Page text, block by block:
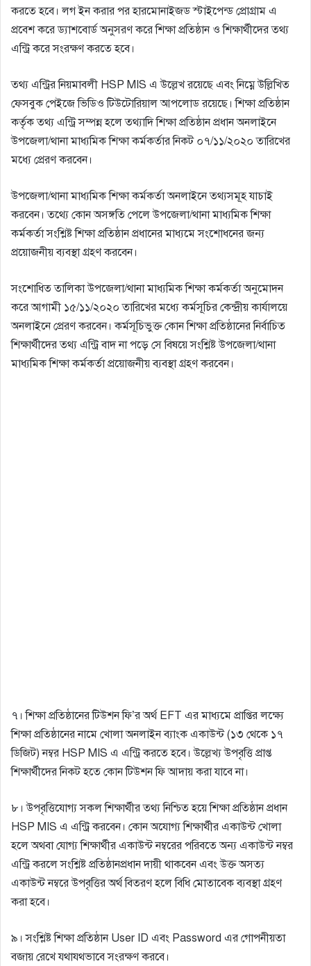
করতে হবে। লগ ইন করার পর হারমােনাইজড স্টাইপেন্ড প্রােগ্রাম এ
প্রবেশ করে ড্যাশবাের্ড অনুসরণ করে শিক্ষা প্রতিষ্ঠান ও শিক্ষার্থীদের তথ্য
এন্ট্রি করে সংরক্ষণ করতে হবে।
তথ্য এন্ট্রির নিয়মাবলী HSP MIS এ উল্লেখ রয়েছে এবং নিম্নে উল্লিখিত
ফেসবুক পেইজে ভিডিও টিউটোরিয়াল আপলােড রয়েছে। শিক্ষা প্রতিষ্ঠান
কর্তৃক তথ্য এন্ট্রি সম্পন্ন হলে তথ্যাদি শিক্ষা প্রতিষ্ঠান প্রধান অনলাইনে
উপজেলা/থানা মাধ্যমিক শিক্ষা কর্মকর্তার নিকট ০৭/১১/২০২০ তারিখের
মধ্যে প্রেরণ করবেন।
উপজেলা/থানা মাধ্যমিক শিক্ষা কর্মকর্তা অনলাইনে তথ্যসমূহ যাচাই
করবেন। তথ্যে কোন অসঙ্গতি পেলে উপজেলা/থানা মাধ্যমিক শিক্ষা
কর্মকর্তা সংশ্লিষ্ট শিক্ষা প্রতিষ্ঠান প্রধানের মাধ্যমে সংশােধনের জন্য
প্রয়ােজনীয় ব্যবস্থা গ্রহণ করবেন।
সংশােধিত তালিকা উপজেলা/থানা মাধ্যমিক শিক্ষা কর্মকর্তা অনুমােদন
করে আগামী ১৫/১১/২০২০ তারিখের মধ্যে কর্মসূচির কেন্দ্রীয় কার্যালয়ে
অনলাইনে প্রেরণ করবেন। কর্মসূচিভুক্ত কোন শিক্ষা প্রতিষ্ঠানের নির্বাচিত
শিক্ষার্থীদের তথ্য এন্ট্রি বাদ না পড়ে সে বিষয়ে সংশ্লিষ্ট উপজেলা/থানা
মাধ্যমিক শিক্ষা কর্মকর্তা প্রয়ােজনীয় ব্যবস্থা গ্রহণ করবেন।
৭। শিক্ষা প্রতিষ্ঠানের টিউশন ফি’র অর্থ EFT এর মাধ্যমে প্রাপ্তির লক্ষ্যে
শিক্ষা প্রতিষ্ঠানের নামে খােলা অনলাইন ব্যাংক একাউন্ট (১৩ থেকে ১৭
ডিজিট) নম্বর HSP MIS এ এন্ট্রি করতে হবে। উল্লেখ্য উপবৃত্তি প্রাপ্ত
শিক্ষার্থীদের নিকট হতে কোন টিউশন ফি আদায় করা যাবে না।
৮। উপবৃত্তিযােগ্য সকল শিক্ষার্থীর তথ্য নিশ্চিত হয়ে শিক্ষা প্রতিষ্ঠান প্রধান
HSP MIS এ এন্ট্রি করবেন। কোন অযােগ্য শিক্ষার্থীর একাউন্ট খােলা
হলে অথবা যােগ্য শিক্ষার্থীর একাউন্ট নম্বরের পরিবতে অন্য একাউন্ট নম্বর
এন্ট্রি করলে সংশ্লিষ্ট প্রতিষ্ঠানপ্রধান দায়ী থাকবেন এবং উক্ত অসত্য
একাউন্ট নম্বরে উপবৃত্তির অর্থ বিতরণ হলে বিধি মােতাবেক ব্যবস্থা গ্রহণ
করা হবে।
৯। সংশ্লিষ্ট শিক্ষা প্রতিষ্ঠান User ID এবং Password এর গােপনীয়তা
বজায় রেখে যথাযথভাবে সংরক্ষণ করবে।